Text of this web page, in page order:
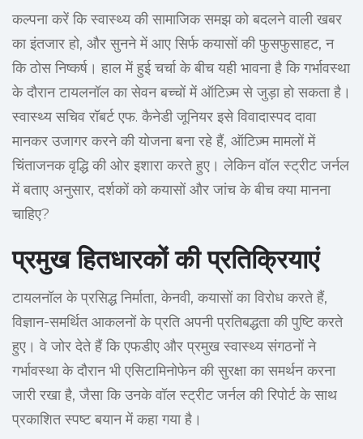
कल्पना करें कि स्वास्थ्य की सामाजिक समझ को बदलने वाली खबर
का इंतजार हो, और सुनने में आए सिर्फ कयासों की फुसफुसाहट, न
कि ठोस निष्कर्ष। हाल में हुई चर्चा के बीच यही भावना है कि गर्भावस्था
के दौरान टायलनॉल का सेवन बच्चों में ऑटिज़्म से जुड़ा हो सकता है।
स्वास्थ्य सचिव रॉबर्ट एफ. कैनेडी जूनियर इसे विवादास्पद दावा
मानकर उजागर करने की योजना बना रहे हैं, ऑटिज़्म मामलों में
चिंताजनक वृद्धि की ओर इशारा करते हुए। लेकिन वॉल स्ट्रीट जर्नल
में बताए अनुसार, दर्शकों को कयासों और जांच के बीच क्या मानना
चाहिए?
प्रमुख हितधारकों की प्रतिक्रियाएं
टायलनॉल के प्रसिद्ध निर्माता, केनवी, कयासों का विरोध करते हैं,
विज्ञान-समर्थित आकलनों के प्रति अपनी प्रतिबद्धता की पुष्टि करते
हुए। वे जोर देते हैं कि एफडीए और प्रमुख स्वास्थ्य संगठनों ने
गर्भावस्था के दौरान भी एसिटामिनोफेन की सुरक्षा का समर्थन करना
जारी रखा है, जैसा कि उनके वॉल स्ट्रीट जर्नल की रिपोर्ट के साथ
प्रकाशित स्पष्ट बयान में कहा गया है।